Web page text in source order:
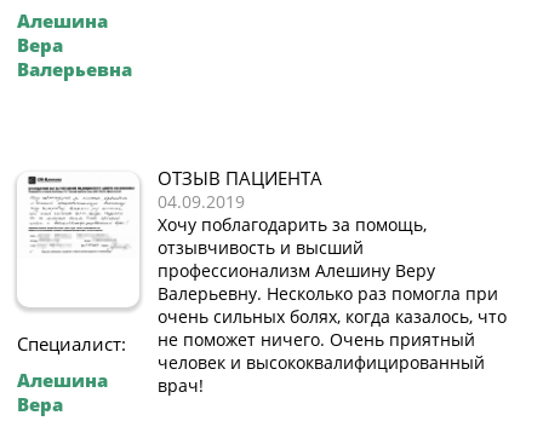
Алешина
Вера
Валерьевна
Специалист:
Алешина
Вера
ОТЗЫВ ПАЦИЕНТА
04.09.2019
Хочу поблагодарить за помощь,
отзывчивость и высший
профессионализм Алешину Веру
Валерьевну. Несколько раз помогла при
очень сильных болях, когда казалось, что
не поможет ничего. Очень приятный
человек и высококвалифицированный
врач!